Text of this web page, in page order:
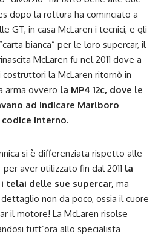
dopo la rottura ha cominciato a
GT, in casa McLaren i tecnici, e gli
bianca” per le loro supercar, il
McLaren fu nel 2011 dove a
la McLaren ritornò in
arma ovvero la MP4 12c, dove le
ad indicare Marlboro
codice interno.
si è differenziata rispetto alle
aver utilizzato fin dal 2011 la
telai delle sue supercar, ma
non da poco, ossia il cuore
il motore! La McLaren risolse
tutt’ora allo specialista